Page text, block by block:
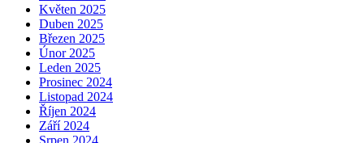
Květen 2025
Duben 2025
Březen 2025
Únor 2025
Leden 2025
Prosinec 2024
Listopad 2024
Říjen 2024
Září 2024
Srpen 2024